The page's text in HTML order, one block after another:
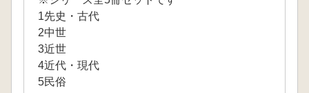
1先史・古代
2中世
3近世
4近代・現代
5民俗